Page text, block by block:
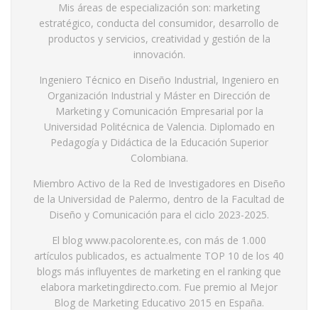
Mis áreas de especialización son: marketing
estratégico, conducta del consumidor, desarrollo de
productos y servicios, creatividad y gestión de la
innovación.
Ingeniero Técnico en Diseño Industrial, Ingeniero en
Organización Industrial y Máster en Dirección de
Marketing y Comunicación Empresarial por la
Universidad Politécnica de Valencia. Diplomado en
Pedagogía y Didáctica de la Educación Superior
Colombiana.
Miembro Activo de la Red de Investigadores en Diseño
de la Universidad de Palermo, dentro de la Facultad de
Diseño y Comunicación para el ciclo 2023-2025.
El blog www.pacolorente.es, con más de 1.000
artículos publicados, es actualmente TOP 10 de los 40
blogs más influyentes de marketing en el ranking que
elabora marketingdirecto.com. Fue premio al Mejor
Blog de Marketing Educativo 2015 en España.